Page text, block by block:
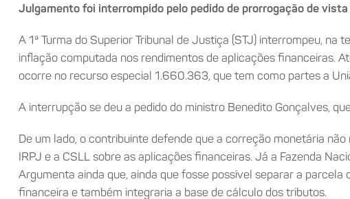
Julgamento foi interrompido pelo pedido de prorrogação de
A 1ª Turma do Superior Tribunal de Justiça (STJ) interrompeu,
inflação computada nos rendimentos de aplicações financeiras.
ocorre no recurso especial 1.660.363, que tem como partes a
A interrupção se deu a pedido do ministro Benedito Gonçalves,
De um lado, o contribuinte defende que a correção monetária
IRPJ e a CSLL sobre as aplicações financeiras. Já a Fazenda
Argumenta ainda que, ainda que fosse possível separar a
financeira e também integraria a base de cálculo dos tributos.